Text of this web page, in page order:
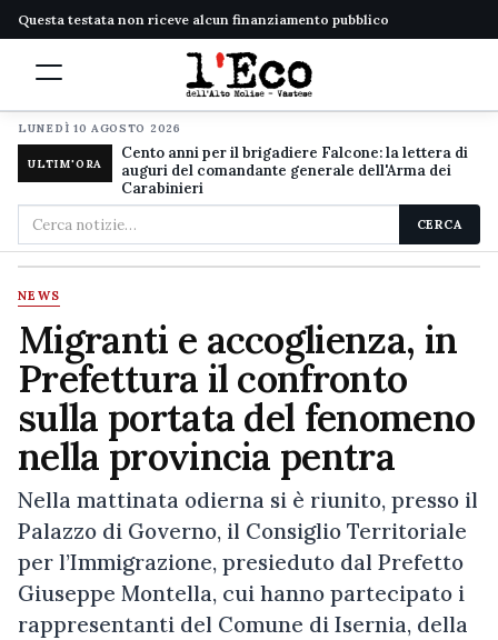
Questa testata non riceve alcun finanziamento pubblico
LUNEDÌ 10 AGOSTO 2026
ULTIM'ORA
Cento anni per il brigadiere Falcone: la lettera di
auguri del comandante generale dell'Arma dei
Carabinieri
Cerca
nel
sito
CERCA
NEWS
Migranti e accoglienza, in
Prefettura il confronto
sulla portata del fenomeno
nella provincia pentra
Nella mattinata odierna si è riunito, presso il
Palazzo di Governo, il Consiglio Territoriale
per l’Immigrazione, presieduto dal Prefetto
Giuseppe Montella, cui hanno partecipato i
rappresentanti del Comune di Isernia, della